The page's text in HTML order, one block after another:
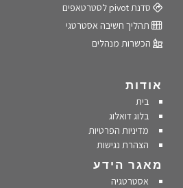
סדנת pivot לסטרטאפים
תהליך חשיבה אסטרטגי
הכשרות מנהלים
אודות
בית
בלוג דואלוג
מדיניות הפרטיות
הצהרת נגישות
מאגר הידע
אסטרטגיה